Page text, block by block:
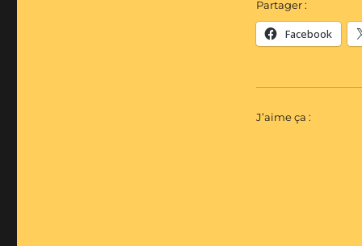
Partager :
Facebook
J’aime ça :